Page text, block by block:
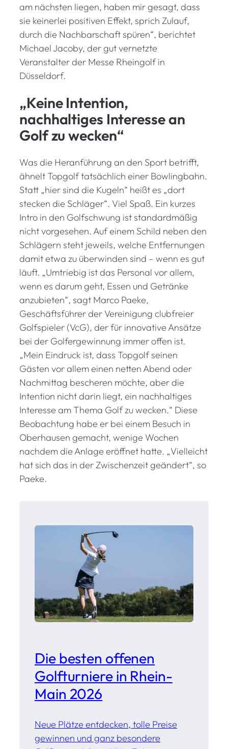
am nächsten liegen, haben mir gesagt, dass
sie keinerlei positiven Effekt, sprich Zulauf,
durch die Nachbarschaft spüren“, berichtet
Michael Jacoby, der gut vernetzte
Veranstalter der Messe Rheingolf in
Düsseldorf.
„Keine Intention,
nachhaltiges Interesse an
Golf zu wecken“
Was die Heranführung an den Sport betrifft,
ähnelt Topgolf tatsächlich einer Bowlingbahn.
Statt „hier sind die Kugeln“ heißt es „dort
stecken die Schläger“. Viel Spaß. Ein kurzes
Intro in den Golfschwung ist standardmäßig
nicht vorgesehen. Auf einem Schild neben den
Schlägern steht jeweils, welche Entfernungen
damit etwa zu überwinden sind – wenn es gut
läuft. „Umtriebig ist das Personal vor allem,
wenn es darum geht, Essen und Getränke
anzubieten“, sagt Marco Paeke,
Geschäftsführer der Vereinigung clubfreier
Golfspieler (VcG), der für innovative Ansätze
bei der Golfergewinnung immer offen ist.
„Mein Eindruck ist, dass Topgolf seinen
Gästen vor allem einen netten Abend oder
Nachmittag bescheren möchte, aber die
Intention nicht darin liegt, ein nachhaltiges
Interesse am Thema Golf zu wecken.“ Diese
Beobachtung habe er bei einem Besuch in
Oberhausen gemacht, wenige Wochen
nachdem die Anlage eröffnet hatte. „Vielleicht
hat sich das in der Zwischenzeit geändert“, so
Paeke.
Die besten offenen
Golfturniere in Rhein-
Main 2026
Neue Plätze entdecken, tolle Preise
gewinnen und ganz besondere